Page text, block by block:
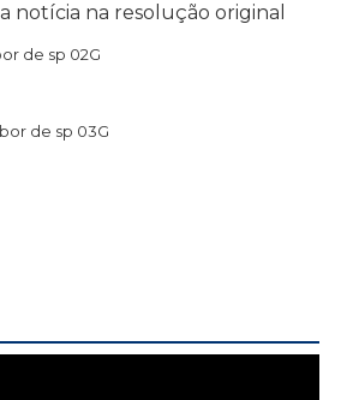
notícia na resolução original
de sp 02G
de sp 03G